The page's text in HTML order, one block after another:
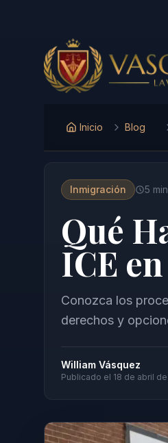
Vasquez Law Firm -
Inicio Blog
Inmigración 5
Qué
ICE
Conozca los
derechos y
William Vásquez
Publicado el 18 de abril